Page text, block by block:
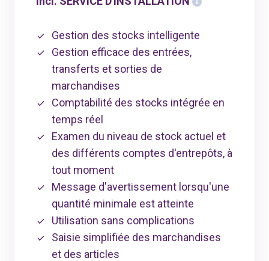
Gestion des stocks intelligente
Gestion efficace des entrées,
transferts et sorties de
marchandises
Comptabilité des stocks intégrée en
temps réel
Examen du niveau de stock actuel et
des différents comptes d'entrepôts, à
tout moment
Message d'avertissement lorsqu'une
quantité minimale est atteinte
Utilisation sans complications
Saisie simplifiée des marchandises
et des articles